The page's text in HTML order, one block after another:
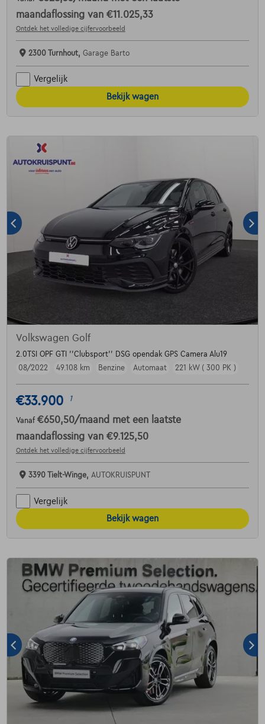
maandaflossing van €11.025,33
Ontdek het volledige cijfervoorbeeld
2300 Turnhout, Garage Barto
Vergelijk
Bekijk wagen
Volkswagen Golf
2.0TSI OPF GTI ''Clubsport'' DSG opendak GPS Camera Alu19
08/2022
49.108 km Benzine Automaat 221 kW ( 300 PK )
€33.900 1
Vanaf €650,50/maand met een laatste
maandaflossing van €9.125,50
Ontdek het volledige cijfervoorbeeld
3390 Tielt-Winge, AUTOKRUISPUNT
Vergelijk
Bekijk wagen